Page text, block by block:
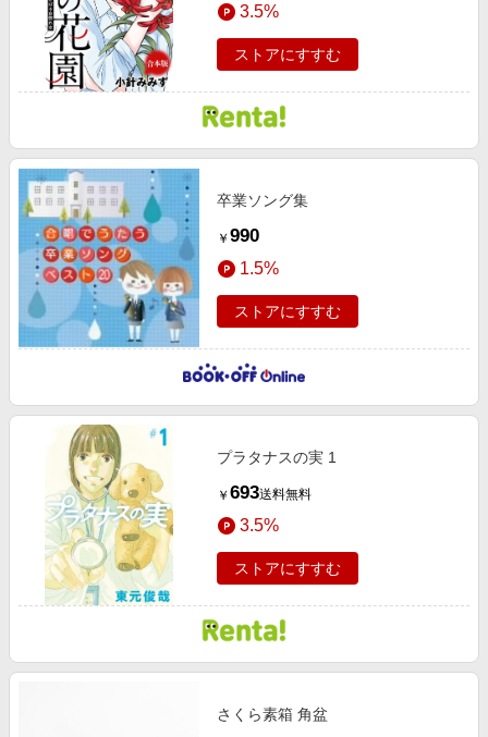
3.5%
ストアにすすむ
卒業ソング集
￥ 990
1.5%
ストアにすすむ
プラタナスの実 1
￥ 693送料無料
3.5%
ストアにすすむ
さくら素箱 角盆